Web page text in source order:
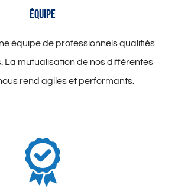
ÉQUIPE
équipe de professionnels qualifiés
La mutualisation de nos différentes
rend agiles et performants.